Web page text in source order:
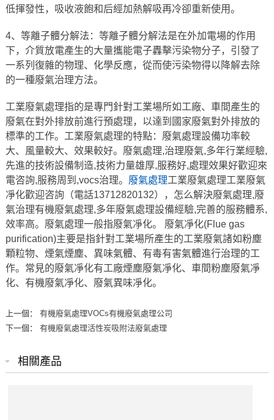
低揮發性，吸收液飽和后經加熱解吸再冷卻重新使用。
4、等離子體分解法：等離子體分解法是在外加電場的作用
下，介質放電產生的大量攜能電子轟擊污染物分子，引發了
一系列復雜的物理、化學反應，從而使污染物得以降解去除
的一種廢氣治理方法。
工業廢氣處理指的是專門針對工業場所如工廠、車間產生的
廢氣在對外排放前進行預處理，以達到國家廢氣對外排放的
標準的工作。工業廢氣處理的特點：廢氣處理設備功率較
大、風量較大、效果較好。廢氣處理,治理廢氣,多年行業經驗,
先進的技術設備制造,技術力量雄厚,服務好,處理效果好歡迎來
電咨詢,服務周到,vocs治理。 廢氣處理工業廢氣處理工業廢氣
凈化歡迎咨詢（電話13712820132），怎么解決廢氣處理,廢
氣治理有機廢氣處理,多年廢氣處理設備經驗,完善的服務體系,
效率高。廢氣處理一般指廢氣凈化。 廢氣凈化(Flue gas
purification)主要是指針對工業場所產生的工業廢氣諸如粉塵
顆粒物、煙氣煙塵、異味氣體、有毒有害氣體進行治理的工
作。常見的廢氣凈化有工廠煙塵廢氣凈化、車間粉塵廢氣凈
化、有機廢氣凈化、廢氣異味凈化。
上一個： 有機廢氣處理VOCs有機廢氣處理公司
下一個： 有機廢氣處理活性炭吸附法廢氣處理
相關產品